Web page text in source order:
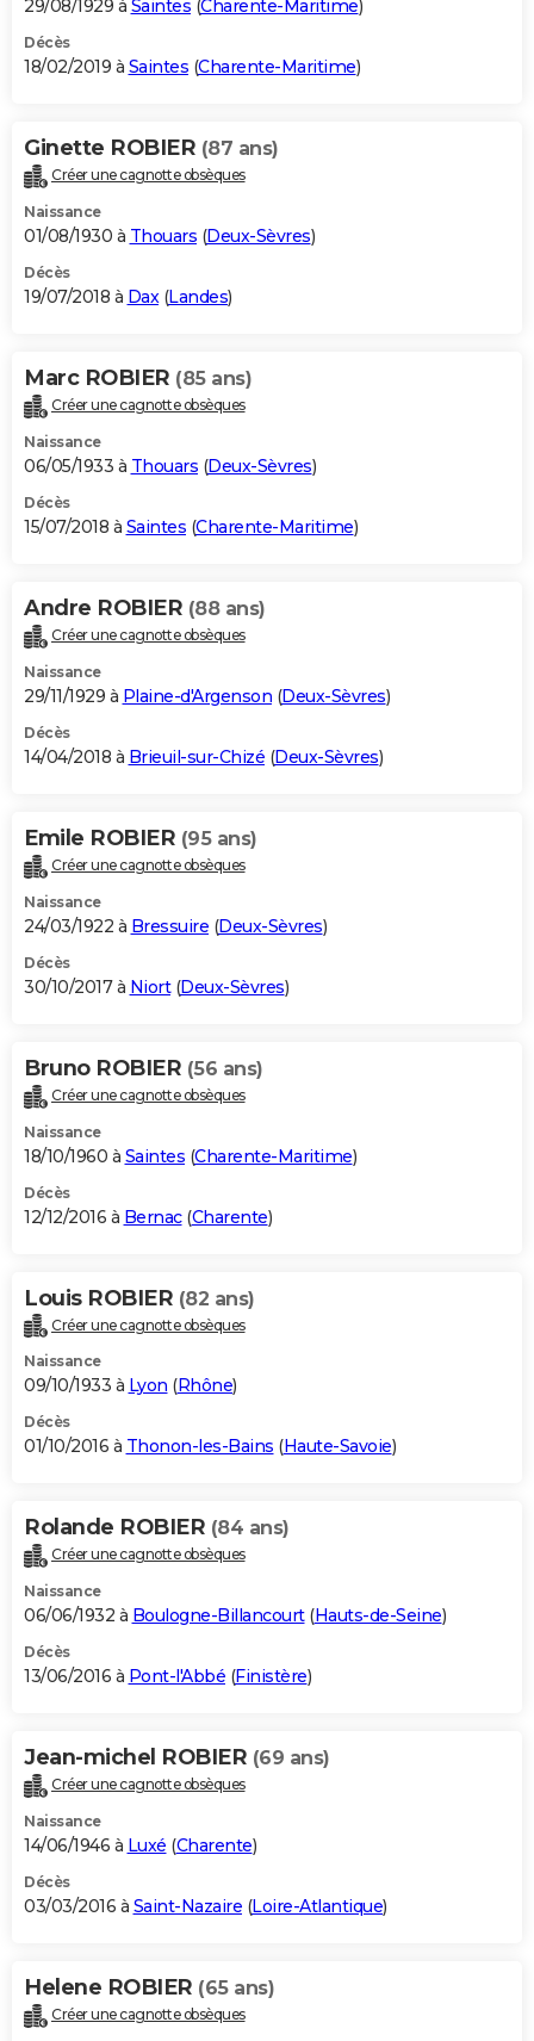
29/08/1929 à Saintes (Charente-Maritime)
Décès
18/02/2019 à Saintes (Charente-Maritime)
Ginette ROBIER (87 ans)
Créer une cagnotte obsèques
Naissance
01/08/1930 à Thouars (Deux-Sèvres)
Décès
19/07/2018 à Dax(Landes)
Marc ROBIER (85 ans)
Créer une cagnotte obsèques
Naissance
06/05/1933 à Thouars (Deux-Sèvres)
Décès
15/07/2018 à Saintes (Charente-Maritime)
Andre ROBIER (88 ans)
Créer une cagnotte obsèques
Naissance
29/11/1929 à Plaine-d'Argenson (Deux-Sèvres)
Décès
14/04/2018 à Brieuil-sur-Chizé (Deux-Sèvres)
Emile ROBIER (95 ans)
Créer une cagnotte obsèques
Naissance
24/03/1922 à Bressuire (Deux-Sèvres)
Décès
30/10/2017 à Niort(Deux-Sèvres)
Bruno ROBIER (56 ans)
Créer une cagnotte obsèques
Naissance
18/10/1960 à Saintes (Charente-Maritime)
Décès
12/12/2016 à Bernac(Charente)
Louis ROBIER (82 ans)
Créer une cagnotte obsèques
Naissance
09/10/1933 à Lyon (Rhône)
Décès
01/10/2016 à Thonon-les-Bains (Haute-Savoie)
Rolande ROBIER (84 ans)
Créer une cagnotte obsèques
Naissance
06/06/1932 à Boulogne-Billancourt(Hauts-de-Seine)
Décès
13/06/2016 à Pont-l'Abbé (Finistère)
Jean-michel ROBIER (69 ans)
Créer une cagnotte obsèques
Naissance
14/06/1946 à Luxé (Charente)
Décès
03/03/2016 à Saint-Nazaire (Loire-Atlantique)
Helene ROBIER (65 ans)
Créer une cagnotte obsèques